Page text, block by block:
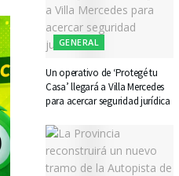
GENERAL
Un operativo de ‘Protegé tu
Casa’ llegará a Villa Mercedes
para acercar seguridad jurídica